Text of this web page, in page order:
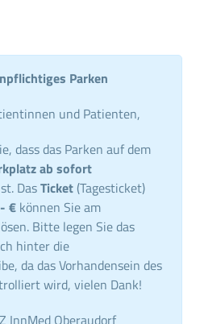
Parken
und Patienten,
dass das Parken auf dem
ab sofort
DasTicket (Tagesticket)
€ können Sie am
Bitte legen Sie das
hinter die
da das Vorhandensein des
wird, vielen Dank!
InnMed Oberaudorf